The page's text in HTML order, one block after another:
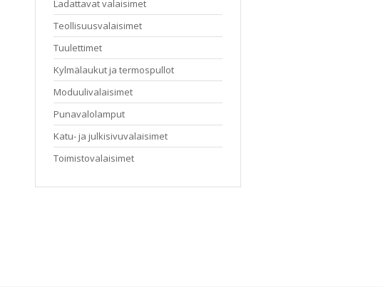
Ladattavat valaisimet
Teollisuusvalaisimet
Tuulettimet
Kylmälaukut ja termospullot
Moduulivalaisimet
Punavalolamput
Katu- ja julkisivuvalaisimet
Toimistovalaisimet